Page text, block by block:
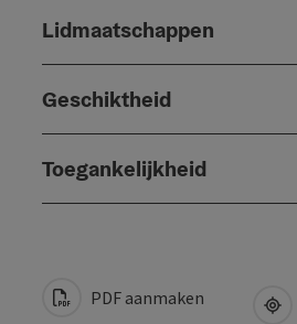
Lidmaatschappen
Geschiktheid
Toegankelijkheid
PDF aanmaken